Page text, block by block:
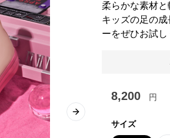
Next slide
柔らかな素材と
キッズの足の
ーをぜひお試し
8,200 円
サイズ